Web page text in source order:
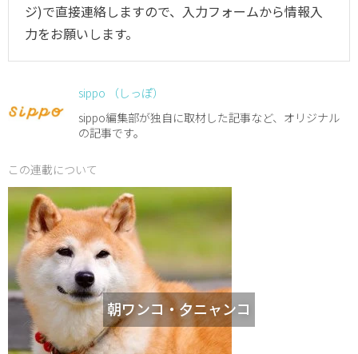
ジ)で直接連絡しますので、入力フォームから情報入
力をお願いします。
sippo （しっぽ）
sippo編集部が独自に取材した記事など、オリジナル
の記事です。
この連載について
朝ワンコ・夕ニャンコ